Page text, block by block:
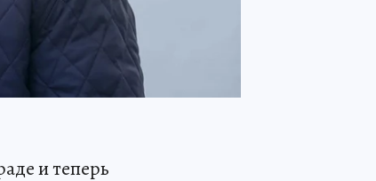
и теперь